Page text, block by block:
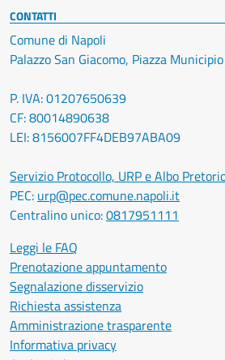
CONTATTI
Comune di Napoli
Palazzo San Giacomo, Piazza
P. IVA: 01207650639
CF: 80014890638
LEI: 8156007FF4DEB97ABA09
Servizio Protocollo, URP e Albo
PEC: urp@pec.comune.napoli.it
Centralino unico:0817951111
Leggi le FAQ
Prenotazione appuntamento
Segnalazione disservizio
Richiesta assistenza
Amministrazione trasparente
Informativa privacy